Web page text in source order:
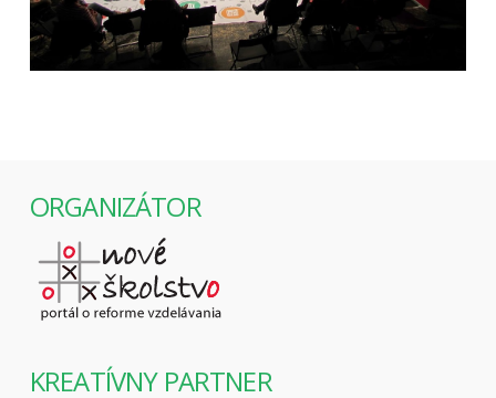
ORGANIZÁTOR
KREATÍVNY PARTNER